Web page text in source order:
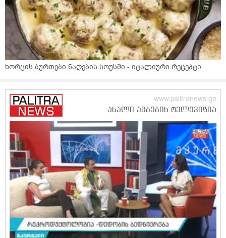
ხორცის ბურთები ნაღების სოუსში - იტალიური რეცეპტი